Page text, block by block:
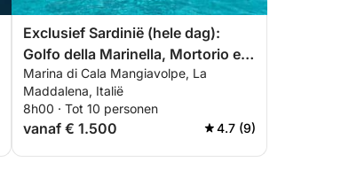
Exclusief Sardinië (hele dag):
Golfo della Marinella, Mortorio en
La Maddalena
Marina di Cala Mangiavolpe, La
Maddalena, Italië
8h00 · Tot 10 personen
vanaf € 1.500 4.7 (9)